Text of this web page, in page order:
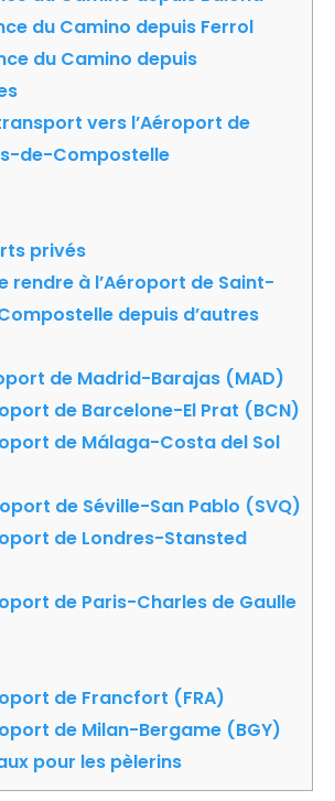
du Camino depuis Ferrol
du Camino depuis
vers l’Aéroport de
de-Compostelle
privés
rendre à l’Aéroport de Saint-
depuis d’autres
de Madrid-Barajas (MAD)
de Barcelone-El Prat (BCN)
de Málaga-Costa del Sol
de Séville-San Pablo (SVQ)
de Londres-Stansted
de Paris-Charles de Gaulle
de Francfort (FRA)
de Milan-Bergame (BGY)
pour les pèlerins